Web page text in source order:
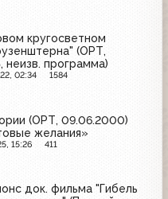
кругосветном
(ОРТ,
неизв. программа)
02:34 1584
(ОРТ, 09.06.2000)
желания»
15:26 411
док. фильма "Гибель